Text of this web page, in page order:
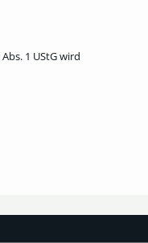
1 UStG wird